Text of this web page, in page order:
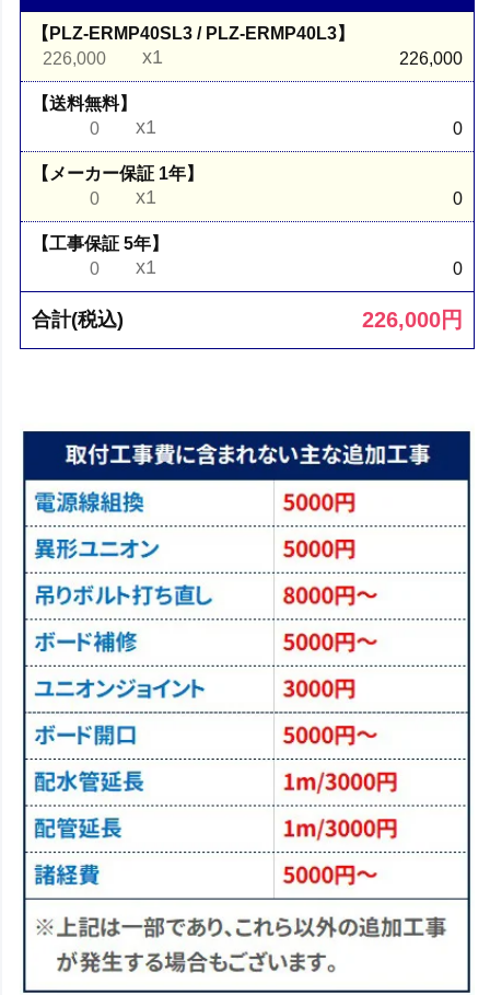
【PLZ-ERMP40SL3 / PLZ-ERMP40L3】
226,000
x1 226,000
【送料無料】
0
x1 0
【メーカー保証 1年】
0
x1 0
【工事保証 5年】
0
x1 0
合計(税込) 226,000円